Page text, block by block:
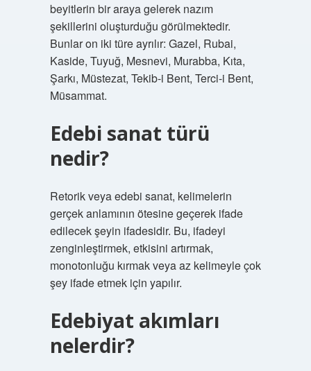
beyitlerin bir araya gelerek nazım
şekillerini oluşturduğu görülmektedir.
Bunlar on iki türe ayrılır: Gazel, Rubai,
Kaside, Tuyuğ, Mesnevi, Murabba, Kıta,
Şarkı, Müstezat, Tekib-i Bent, Terci-i Bent,
Müsammat.
Edebi sanat türü
nedir?
Retorik veya edebi sanat, kelimelerin
gerçek anlamının ötesine geçerek ifade
edilecek şeyin ifadesidir. Bu, ifadeyi
zenginleştirmek, etkisini artırmak,
monotonluğu kırmak veya az kelimeyle çok
şey ifade etmek için yapılır.
Edebiyat akımları
nelerdir?